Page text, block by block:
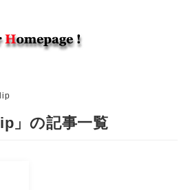
」の記事一覧